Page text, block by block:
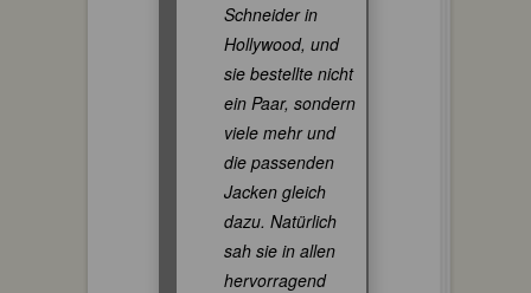
Schneider in
Hollywood, und
sie bestellte nicht
ein Paar, sondern
viele mehr und
die passenden
Jacken gleich
dazu. Natürlich
sah sie in allen
hervorragend